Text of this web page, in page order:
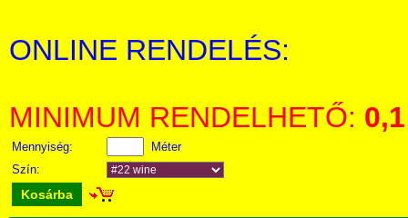
ONLINE RENDELÉS:
MINIMUM RENDELHETŐ: 0,1
Mennyiség:
Méter
Szín:
Kosárba